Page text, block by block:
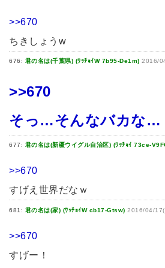
>>670
ちきしょうw
676: 君の名は(千葉県) (ﾜｯﾁｮｲW 7b95-De1m) 2016/
>>670
そっ…そんなバカな…
677: 君の名は(新疆ウイグル自治区) (ﾜｯﾁｮｲ 73ce-
>>670
すげえ世界だなｗ
681: 君の名は(家) (ﾜｯﾁｮｲW cb17-Gtsw) 2016/04/
>>670
すげー！